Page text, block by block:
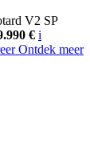
V2 SP
€ i
Ontdek meer